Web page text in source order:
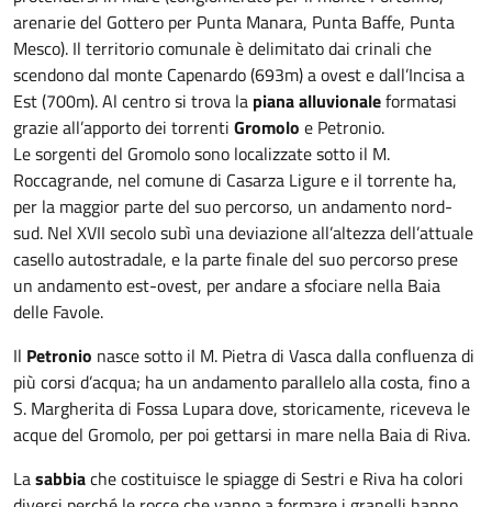
arenarie del Gottero per Punta Manara, Punta Baffe, Punta
Mesco). Il territorio comunale è delimitato dai crinali che
scendono dal monte Capenardo (693m) a ovest e dall’Incisa a
Est (700m). Al centro si trova la piana alluvionaleformatasi
grazie all’apporto dei torrenti Gromolo e Petronio.
Le sorgenti del Gromolo sono localizzate sotto il M.
Roccagrande, nel comune di Casarza Ligure e il torrente ha,
per la maggior parte del suo percorso, un andamento nord-
sud. Nel XVII secolo subì una deviazione all’altezza dell’attuale
casello autostradale, e la parte finale del suo percorso prese
un andamento est-ovest, per andare a sfociare nella Baia
delle Favole.
Il Petronio nasce sotto il M. Pietra di Vasca dalla confluenza di
più corsi d’acqua; ha un andamento parallelo alla costa, fino a
S. Margherita di Fossa Lupara dove, storicamente, riceveva le
acque del Gromolo, per poi gettarsi in mare nella Baia di Riva.
Lasabbiache costituisce le spiagge di Sestri e Riva ha colori